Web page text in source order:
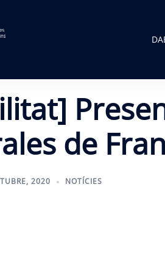
de
2020 NOTÍCIES